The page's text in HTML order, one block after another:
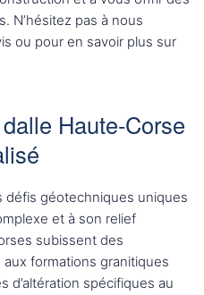
N’hésitez pas à nous
ou pour en savoir plus sur
Haute-Corse
défis géotechniques uniques
et à son relief
subissent des
formations granitiques
d’altération spécifiques au